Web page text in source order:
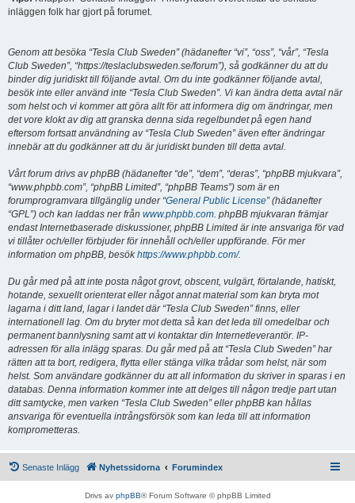
inläggen folk har gjort på forumet.
Genom att besöka “Tesla Club Sweden” (hädanefter “vi”, “oss”, “vår”, “Tesla
Club Sweden”, “https://teslaclubsweden.se/forum”), så godkänner du att du
binder dig juridiskt till följande avtal. Om du inte godkänner följande avtal,
besök inte eller använd inte “Tesla Club Sweden”. Vi kan ändra detta avtal när
som helst och vi kommer att göra allt för att informera dig om ändringar, men
det vore klokt av dig att granska denna sida regelbundet på egen hand
eftersom fortsatt användning av “Tesla Club Sweden” även efter ändringar
innebär att du godkänner att du är juridiskt bunden till detta avtal.
Vårt forum drivs av phpBB (hädanefter “de”, “dem”, “deras”, “phpBB mjukvara”,
“www.phpbb.com”, “phpBB Limited”, “phpBB Teams”) som är en
forumprogramvara tillgänglig under “General Public License” (hädanefter
“GPL”) och kan laddas ner från www.phpbb.com. phpBB mjukvaran främjar
endast Internetbaserade diskussioner, phpBB Limited är inte ansvariga för vad
vi tillåter och/eller förbjuder för innehåll och/eller uppförande. För mer
information om phpBB, besökhttps://www.phpbb.com/.
Du går med på att inte posta något grovt, obscent, vulgärt, förtalande, hatiskt,
hotande, sexuellt orienterat eller något annat material som kan bryta mot
lagarna i ditt land, lagar i landet där “Tesla Club Sweden” finns, eller
internationell lag. Om du bryter mot detta så kan det leda till omedelbar och
permanent bannlysning samt att vi kontaktar din Internetleverantör. IP-
adressen för alla inlägg sparas. Du går med på att “Tesla Club Sweden” har
rätten att ta bort, redigera, flytta eller stänga vilka trådar som helst, när som
helst. Som användare godkänner du att all information du skriver in sparas i en
databas. Denna information kommer inte att delges till någon tredje part utan
ditt samtycke, men varken “Tesla Club Sweden” eller phpBB kan hållas
ansvariga för eventuella intrångsförsök som kan leda till att information
komprometteras.
Senaste Inlägg Nyhetssidorna Forumindex
Drivs av phpBB® Forum Software © phpBB Limited